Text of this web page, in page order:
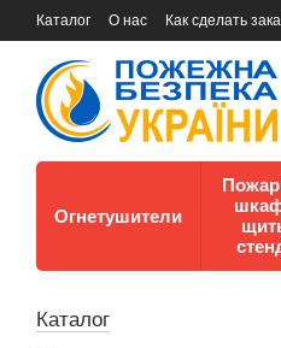
Каталог О нас Как сделать
Документы
Контакты
Огнетушители
Каталог